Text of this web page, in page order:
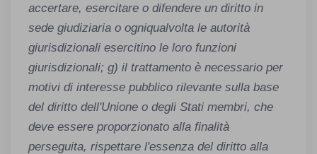
accertare, esercitare o difendere un diritto in
sede giudiziaria o ogniqualvolta le autorità
giurisdizionali esercitino le loro funzioni
giurisdizionali; g) il trattamento è necessario per
motivi di interesse pubblico rilevante sulla base
del diritto dell'Unione o degli Stati membri, che
deve essere proporzionato alla finalità
perseguita, rispettare l'essenza del diritto alla